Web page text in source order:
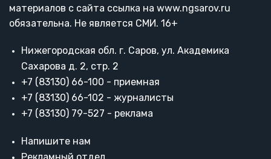
материалов с сайта ссылка на www.ngsarov.ru
обязательна. Не является СМИ. 16+
Нижегородская обл. г. Саров, ул. Академика
Сахарова д. 2, стр. 2
+7 (83130) 66-100 - приемная
+7 (83130) 66-102 - журналисты
+7 (83130) 79-527 - реклама
Напишите нам